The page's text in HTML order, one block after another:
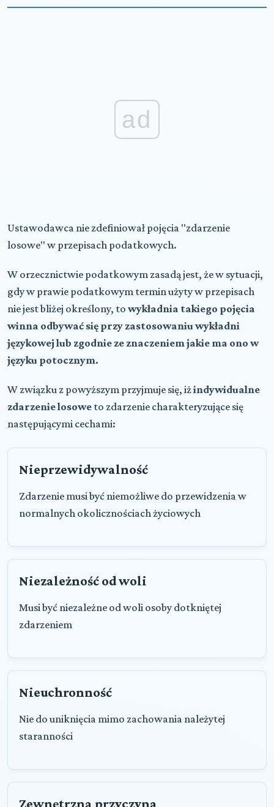
ad
Ustawodawca nie zdefiniował pojęcia "zdarzenie
losowe" w przepisach podatkowych.
W orzecznictwie podatkowym zasadą jest, że w sytuacji,
gdy w prawie podatkowym termin użyty w przepisach
nie jest bliżej określony, to wykładnia takiego pojęcia
winna odbywać się przy zastosowaniu wykładni
językowej lub zgodnie ze znaczeniem jakie ma ono w
języku potocznym.
W związku z powyższym przyjmuje się, iżindywidualne
zdarzenie losowe to zdarzenie charakteryzujące się
następującymi cechami:
Nieprzewidywalność
Zdarzenie musi być niemożliwe do przewidzenia w
normalnych okolicznościach życiowych
Niezależność od woli
Musi być niezależne od woli osoby dotkniętej
zdarzeniem
Nieuchronność
Nie do uniknięcia mimo zachowania należytej
staranności
Zewnętrzna przyczyna